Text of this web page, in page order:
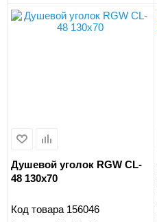
Душевой уголок RGW CL-
48 130x70
Код товара 156046